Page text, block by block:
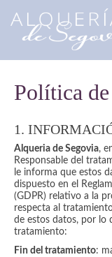
Política
1.
Alqueria de Segovia,
Responsable del
le informa que estos
dispuesto en el
(GDPR) relativo a la
respecta al
de estos datos, por lo
tratamiento:
Fin del tratamiento: